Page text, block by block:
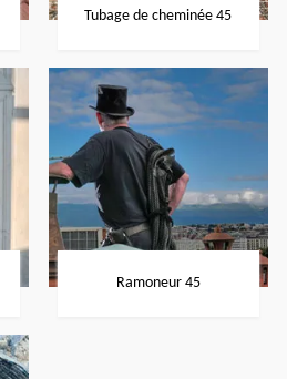
Tubage de cheminée 45
Ramoneur 45